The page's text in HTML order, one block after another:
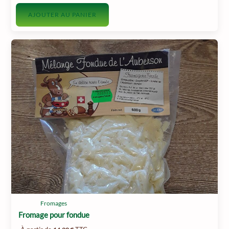
AJOUTER AU PANIER
Fromages
Fromage pour fondue